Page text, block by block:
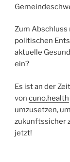
Zum Abschluss
politischen
aktuelle
ein?
Es ist an der
von cuno.health
umzusetzen,
zukunftssicher
jetzt!